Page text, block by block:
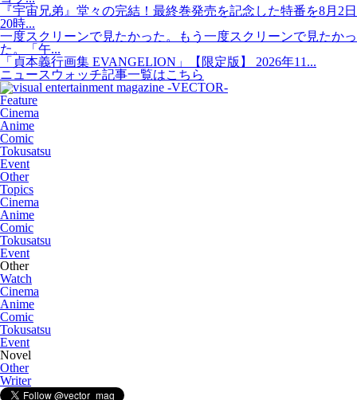
『宇宙兄弟』堂々の完結！最終巻発売を記念した特番を8月2日
20時...
一度スクリーンで見たかった。もう一度スクリーンで見たかっ
た。「午...
「貞本義行画集 EVANGELION」【限定版】 2026年11...
ニュースウォッチ記事一覧はこちら
Feature
Cinema
Anime
Comic
Tokusatsu
Event
Other
Topics
Cinema
Anime
Comic
Tokusatsu
Event
Other
Watch
Cinema
Anime
Comic
Tokusatsu
Event
Novel
Other
Writer